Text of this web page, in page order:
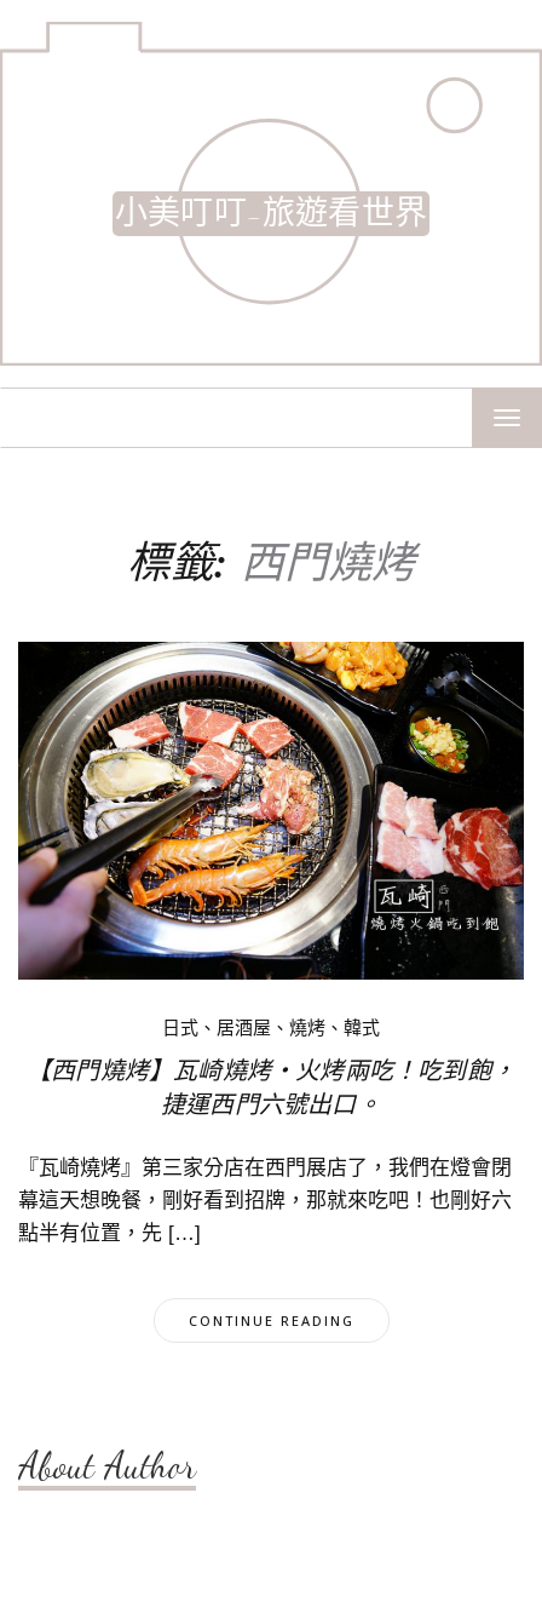
小美叮叮-旅遊看世界
標籤: 西門燒烤
日式、居酒屋、燒烤、韓式
【西門燒烤】瓦崎燒烤‧火烤兩吃！吃到飽，
捷運西門六號出口。
『瓦崎燒烤』第三家分店在西門展店了，我們在燈會閉
幕這天想晚餐，剛好看到招牌，那就來吃吧！也剛好六
點半有位置，先 […]
CONTINUE READING
About Author